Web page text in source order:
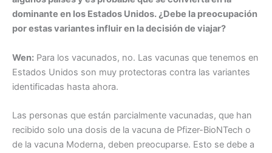
dominante en los Estados Unidos. ¿Debe la preocupación
por estas variantes influir en la decisión de viajar?
Wen: Para los vacunados, no. Las vacunas que tenemos en
Estados Unidos son muy protectoras contra las variantes
identificadas hasta ahora.
Las personas que están parcialmente vacunadas, que han
recibido solo una dosis de la vacuna de Pfizer-BioNTech o
de la vacuna Moderna, deben preocuparse. Esto se debe a